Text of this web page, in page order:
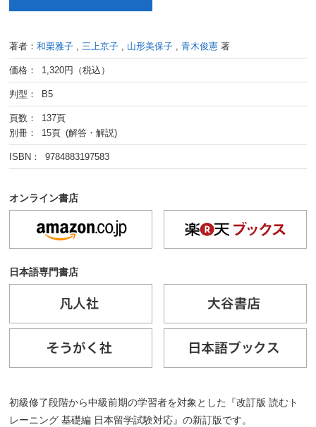
初級修了段階から中級前期の学習者を対象とした『改訂版 読むト
レーニング 基礎編 日本留学試験対応』の新訂版です。
著者：和栗雅子 三上京子 山形美保子 ,青木俊憲 著
価格： 1,320円（税込）
判型： B5
頁数： 137頁
別冊： 15頁 (解答・解説)
ISBN： 9784883197583
オンライン書店
日本語専門書店